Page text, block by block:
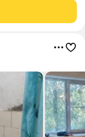
для уточнения